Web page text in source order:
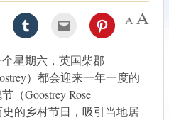
个星期六，英国柴郡
）都会迎来一年一度的
Goostrey Rose
的乡村节日，吸引当地居